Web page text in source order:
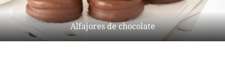
Alfajores de chocolate